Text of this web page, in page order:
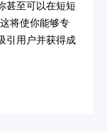
甚至可以在短短
将使你能够专
引用户并获得成